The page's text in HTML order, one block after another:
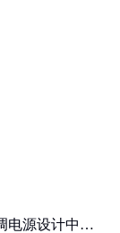
电源设计中的